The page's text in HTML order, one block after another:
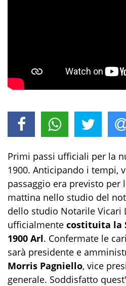
Primi passi ufficiali per la
1900. Anticipando i tempi,
passaggio era previsto per
mattina nello studio del
dello studio Notarile Vicari
ufficialmente costituita la
1900 Arl. Confermate le
sarà presidente e
Morris Pagniello, vice
generale. Soddisfatto